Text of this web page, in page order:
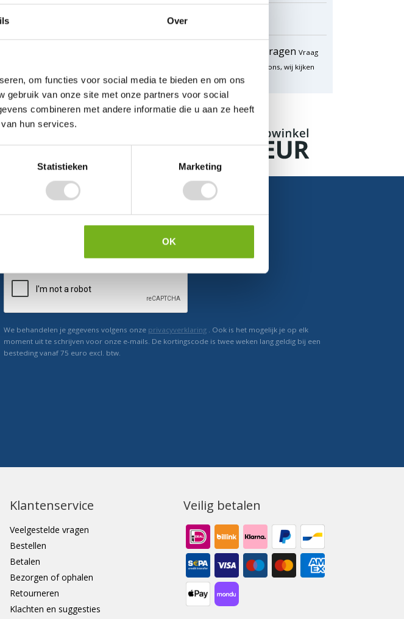
Over
om functies voor social media te bieden en om ons
gebruik van onze site met onze partners voor social
combineren met andere informatie die u aan ze heeft
hun services.
Statistieken Marketing
OK
Offerte aanvragen Vraag
een speciale prijs op bij ons, wij kijken
naar de mogelijkheden.
Ontvang direct korting
We behandelen je gegevens volgens onze privacyverklaring . Ook is het mogelijk je op elk
moment uit te schrijven voor onze e-mails. De kortingscode is twee weken lang geldig bij een
besteding vanaf 75 euro excl. btw.
Klantenservice
Veelgestelde vragen
Bestellen
Betalen
Bezorgen of ophalen
Retourneren
Klachten en suggesties
Veilig betalen